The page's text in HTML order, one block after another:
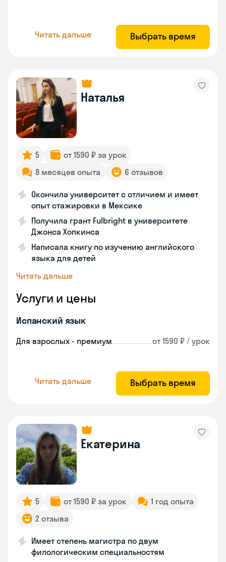
Читать дальше Выбрать время
Наталья
5
от 1590 ₽ за урок
8 месяцев опыта
6 отзывов
Окончила университет с отличием и имеет
опыт стажировки в Мексике
Получила грант Fulbright в университете
Джонса Хопкинса
Написала книгу по изучению английского
языка для детей
Читать дальше
Услуги и цены
Испанский язык
Для взрослых - премиум от 1590 ₽ / урок
Читать дальше Выбрать время
Екатерина
5 от 1590 ₽ за урок
1 год опыта
2 отзыва
Имеет степень магистра по двум
филологическим специальностям